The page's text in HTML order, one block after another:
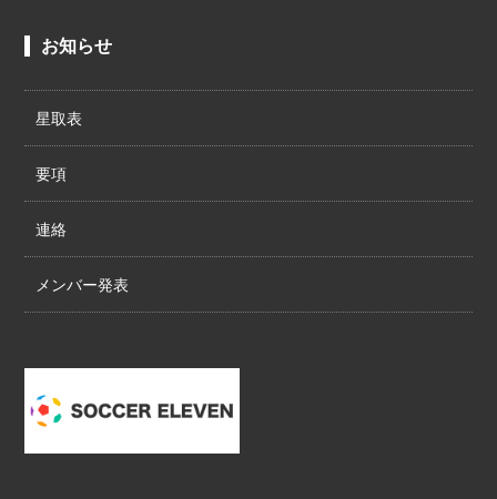
お知らせ
星取表
要項
連絡
メンバー発表